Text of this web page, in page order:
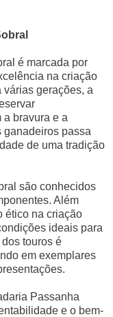
é marcada por
na criação
várias gerações, a
bravura e a
ganadeiros passa
de uma tradição
são conhecidos
Além
ético na criação
ideais para
touros é
em exemplares
Passanha
e o bem-